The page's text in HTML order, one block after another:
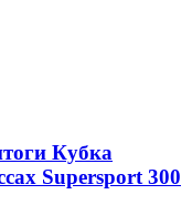
Кубка
Supersport 300